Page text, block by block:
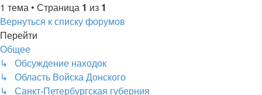
1 тема • Страница 1 из 1
Вернуться к списку форумов
Перейти
Общее
↳ Обсуждение находок
↳ Область Войска Донского
↳ Санкт-Петербургская губерния